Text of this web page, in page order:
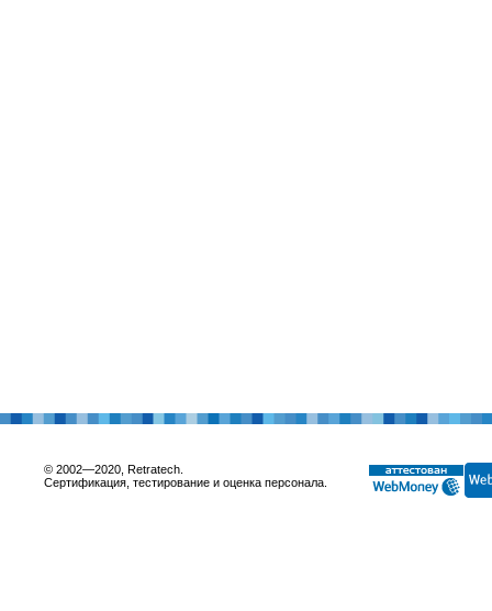
© 2002—2020, Retratech.
Сертификация, тестирование и оценка персонала.